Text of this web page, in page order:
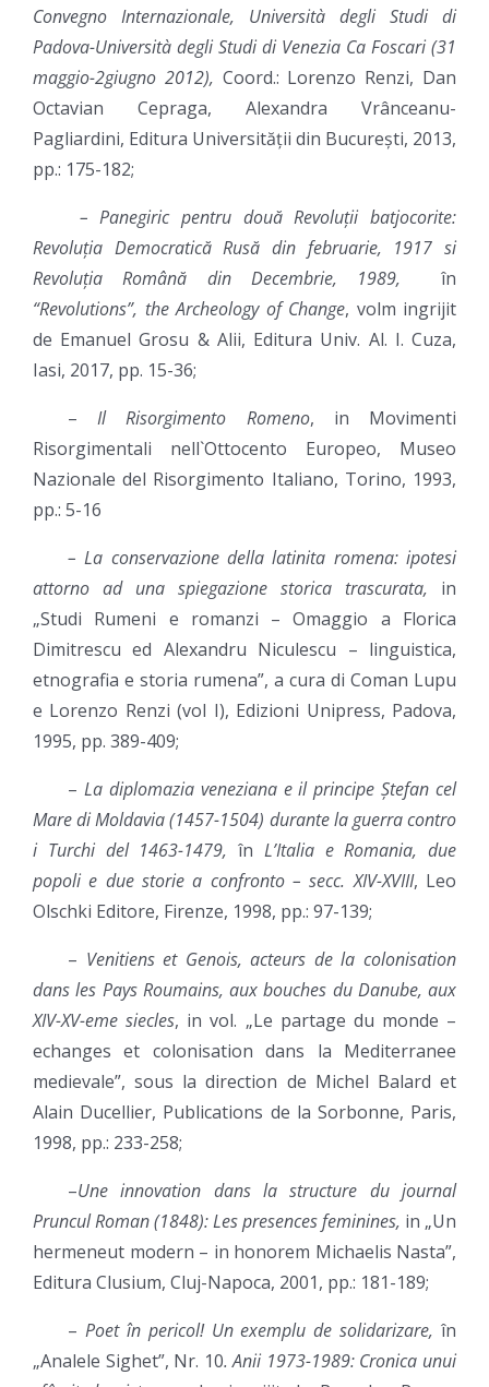
Convegno Internazionale, Università degli Studi di
Padova-Università degli Studi di Venezia Ca Foscari (31
maggio-2giugno 2012), Coord.: Lorenzo Renzi, Dan
Octavian Cepraga, Alexandra Vrânceanu-
Pagliardini, Editura Universității din București, 2013,
pp.: 175-182;
–Panegiric pentru două Revoluții batjocorite:
Revoluția Democratică Rusă din februarie, 1917 si
Revoluția Română din Decembrie, 1989, în
“Revolutions”, the Archeology of Change, volm ingrijit
de Emanuel Grosu & Alii, Editura Univ. Al. I. Cuza,
Iasi, 2017, pp. 15-36;
–Il Risorgimento Romeno, in Movimenti
Risorgimentali nell`Ottocento Europeo, Museo
Nazionale del Risorgimento Italiano, Torino, 1993,
pp.: 5-16
– La conservazione della latinita romena: ipotesi
attorno ad una spiegazione storica trascurata, in
„Studi Rumeni e romanzi – Omaggio a Florica
Dimitrescu ed Alexandru Niculescu – linguistica,
etnografia e storia rumena”, a cura di Coman Lupu
e Lorenzo Renzi (vol I), Edizioni Unipress, Padova,
1995, pp. 389-409;
– La diplomazia veneziana e il principe Ștefan cel
Mare di Moldavia (1457-1504) durante la guerra contro
i Turchi del 1463-1479, în L’Italia e Romania, due
popoli e due storie a confronto – secc. XIV-XVIII, Leo
Olschki Editore, Firenze, 1998, pp.: 97-139;
– Venitiens et Genois, acteurs de la colonisation
dans les Pays Roumains, aux bouches du Danube, aux
XIV-XV-eme siecles, in vol. „Le partage du monde –
echanges et colonisation dans la Mediterranee
medievale”, sous la direction de Michel Balard et
Alain Ducellier, Publications de la Sorbonne, Paris,
1998, pp.: 233-258;
–Une innovation dans la structure du journal
Pruncul Roman (1848): Les presences feminines, in „Un
hermeneut modern – in honorem Michaelis Nasta”,
Editura Clusium, Cluj-Napoca, 2001, pp.: 181-189;
– Poet în pericol! Un exemplu de solidarizare, în
„Analele Sighet”, Nr. 10. Anii 1973-1989: Cronica unui